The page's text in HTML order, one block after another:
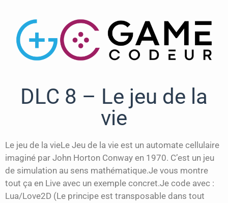
DLC 8 – Le jeu de la
vie
Le jeu de la vieLe Jeu de la vie est un automate cellulaire
imaginé par John Horton Conway en 1970. C’est un jeu
de simulation au sens mathématique.Je vous montre
tout ça en Live avec un exemple concret.Je code avec :
Lua/Love2D (Le principe est transposable dans tout